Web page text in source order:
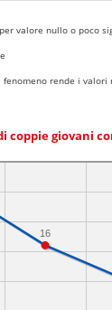
valore nullo o poco
fenomeno rende i valori
coppie giovani
16